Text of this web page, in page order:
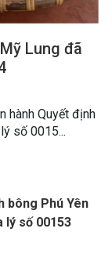
Lung đã
hành Quyết định
số 0015...
bông Phú Yên
lý số 00153